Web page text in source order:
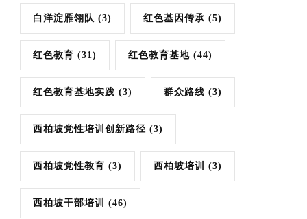
白洋淀雁翎队 (3) 红色基因传承 (5)
红色教育 (31) 红色教育基地 (44)
红色教育基地实践 (3) 群众路线 (3)
西柏坡党性培训创新路径 (3)
西柏坡党性教育 (3) 西柏坡培训 (3)
西柏坡干部培训 (46)